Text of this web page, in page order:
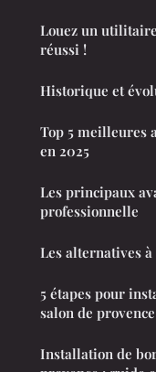
Louez un
réussi !
Historique et
Top 5 meilleures
en 2025
Les principaux
professionnelle
Les alternatives
5 étapes pour
salon de provence
Installation de